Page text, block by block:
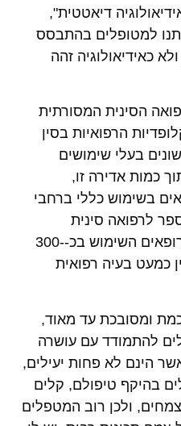
דיאטטית",
למטופלים בהתבסס
כאידיאולוגיה זהה
80% מן הרפואה הסינית המסורתית
הרפואיות בסין
צמחים שונים בעלי שימושים
כמות אדירה זו,
נמצאים בשימוש כללי ברחבי
לרפואה סינית
מסורתית, נהוג ללמד את הרופאים השימוש בכ-300-
כמעט בעיה רפואית
ומסובכת עד מאוד,
להתמודד עם עושרה
הינם לא פחות יעילים,
בהיקף טיפולם, קלים
ולכן רוב המטפלים